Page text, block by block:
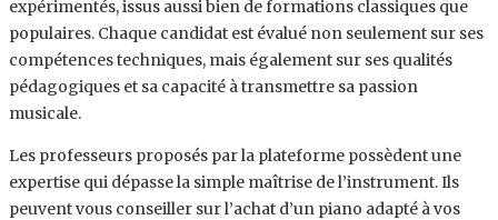
expérimentés, issus aussi bien de formations classiques que
populaires. Chaque candidat est évalué non seulement sur ses
compétences techniques, mais également sur ses qualités
pédagogiques et sa capacité à transmettre sa passion
musicale.
Les professeurs proposés par la plateforme possèdent une
expertise qui dépasse la simple maîtrise de l’instrument. Ils
peuvent vous conseiller sur l’achat d’un piano adapté à vos